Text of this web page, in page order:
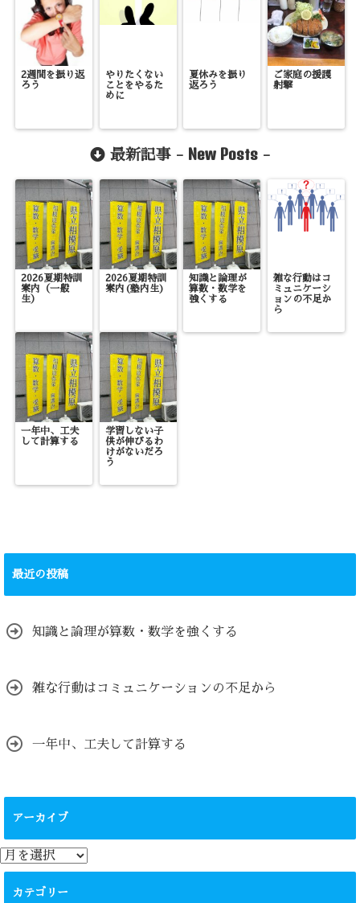
2週間を振り返
ろう
やりたくない
ことをやるた
めに
夏休みを振り
返ろう
ご家庭の援護
射撃
最新記事 - New Posts -
2026夏期特訓
案内（一般
生）
2026夏期特訓
案内(塾内生)
知識と論理が
算数・数学を
強くする
雑な行動はコ
ミュニケーシ
ョンの不足か
ら
一年中、工夫
して計算する
学習しない子
供が伸びるわ
けがないだろ
う
最近の投稿
知識と論理が算数・数学を強くする
雑な行動はコミュニケーションの不足から
一年中、工夫して計算する
アーカイブ
ア
ー
カテゴリー